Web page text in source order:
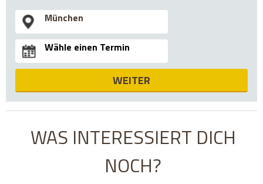
WEITER
WAS INTERESSIERT DICH
NOCH?